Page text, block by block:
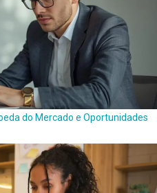
do Mercado e Oportunidades